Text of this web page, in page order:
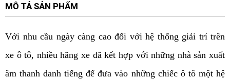
MÔ TẢ SẢN PHẨM
Với nhu cầu ngày càng cao đối với hệ thống giải trí trên
xe ô tô, nhiều hãng xe đã kết hợp với những nhà sản xuất
âm thanh danh tiếng để đưa vào những chiếc ô tô một hệ